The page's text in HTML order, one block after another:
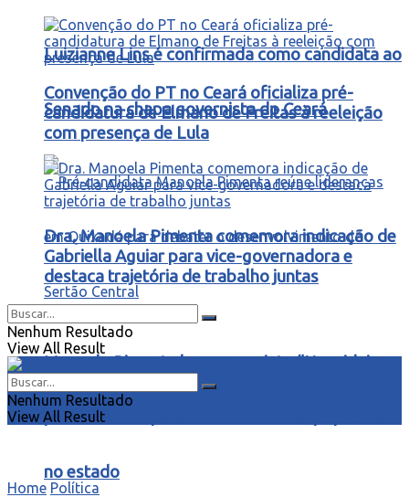
Luizianne Lins é confirmada como candidata ao
Senado na chapa governista do Ceará
Manoela Pimenta lança o projeto “Uma ideia
para o Ceará” para ouvir demandas populares
no estado
Convenção do PT no Ceará oficializa pré-
candidatura de Elmano de Freitas à reeleição
com presença de Lula
Dra. Manoela Pimenta comemora indicação de
Gabriella Aguiar para vice-governadora e
destaca trajetória de trabalho juntas
Nenhum Resultado
View All Result
Nenhum Resultado
View All Result
Home Política